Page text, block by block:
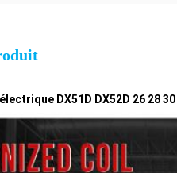
DX51D DX52D 26 28